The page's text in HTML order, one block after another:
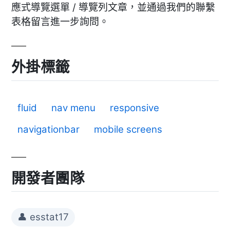
應式導覽選單 / 導覽列文章，並通過我們的聯繫
表格留言進一步詢問。
外掛標籤
fluid nav menu
responsive
navigationbar
mobile screens
開發者團隊
👤 esstat17